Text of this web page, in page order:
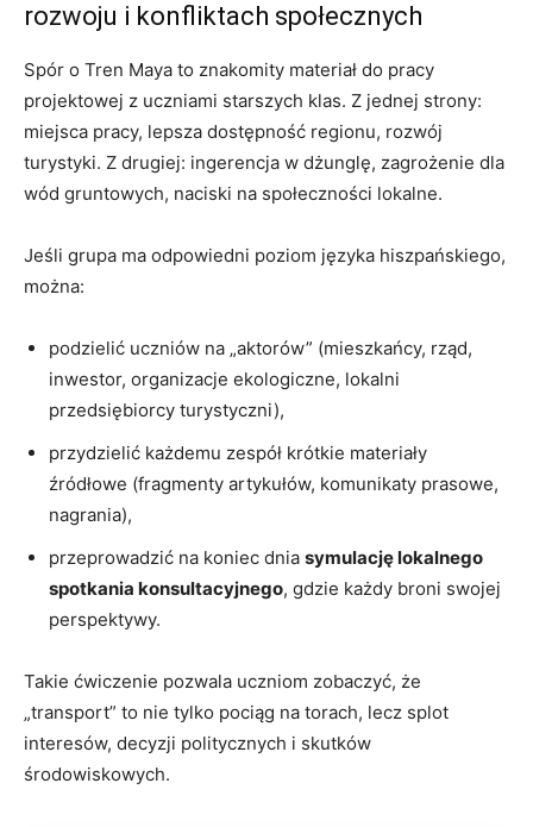
rozwoju i konfliktach społecznych
Spór o Tren Maya to znakomity materiał do pracy
projektowej z uczniami starszych klas. Z jednej strony:
miejsca pracy, lepsza dostępność regionu, rozwój
turystyki. Z drugiej: ingerencja w dżunglę, zagrożenie dla
wód gruntowych, naciski na społeczności lokalne.
Jeśli grupa ma odpowiedni poziom języka hiszpańskiego,
można:
podzielić uczniów na „aktorów” (mieszkańcy, rząd,
inwestor, organizacje ekologiczne, lokalni
przedsiębiorcy turystyczni),
przydzielić każdemu zespół krótkie materiały
źródłowe (fragmenty artykułów, komunikaty prasowe,
nagrania),
przeprowadzić na koniec dnia symulację lokalnego
spotkania konsultacyjnego, gdzie każdy broni swojej
perspektywy.
Takie ćwiczenie pozwala uczniom zobaczyć, że
„transport” to nie tylko pociąg na torach, lecz splot
interesów, decyzji politycznych i skutków
środowiskowych.